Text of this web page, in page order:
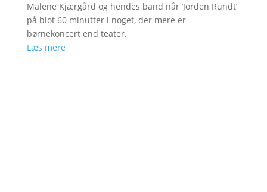
Malene Kjærgård og hendes band når ’Jorden Rundt’
på blot 60 minutter i noget, der mere er
børnekoncert end teater.
Læs mere